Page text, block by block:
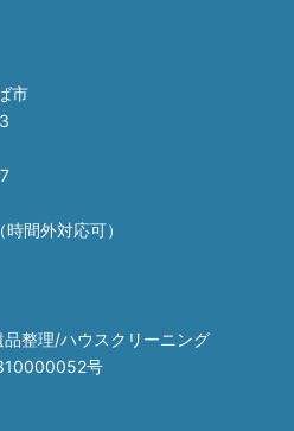
市
間外対応可）
整理/ハウスクリーニング
号